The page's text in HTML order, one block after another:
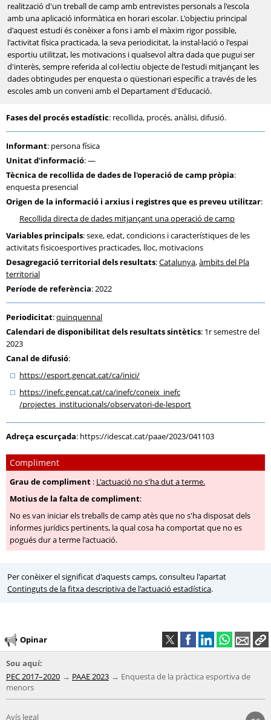
realització d'un treball de camp amb entrevistes personals a l'escola
amb una aplicació informàtica en horari escolar. L'objectiu principal
d'aquest estudi és conèixer a fons i amb el màxim rigor possible,
l'activitat física practicada, la seva periodicitat, la instal·lació o l'espai
esportiu utilitzat, les motivacions i qualsevol altra dada que pugui ser
d'interès, sempre referida al col·lectiu objecte de l'estudi mitjançant les
dades obtingudes per enquesta o qüestionari específic a través de les
escoles amb un conveni amb el Departament d'Educació.
Fases del procés estadístic: recollida, procés, anàlisi, difusió.
Informant: persona física
Unitat d'informació: —
Tècnica de recollida de dades de l'operació de camp pròpia:
enquesta presencial
Origen de la informació i arxius i registres que es preveu utilitzar:
Recollida directa de dades mitjançant una operació de camp
Variables principals: sexe, edat, condicions i característiques de les
activitats fisicoesportives practicades, lloc, motivacions
Desagregació territorial dels resultats:Catalunya,àmbits del Pla
territorial
Període de referència: 2022
Periodicitat:quinquennal
Calendari de disponibilitat dels resultats sintètics: 1r semestre del
2023
Canal de difusió:
https://esport.gencat.cat/ca/inici/
https://inefc.gencat.cat/ca/inefc/coneix_inefc
/projectes_institucionals/observatori-de-lesport
Adreça escurçada: https://idescat.cat/paae/2023/041103
Compliment
Grau de compliment : L'actuació no s'ha dut a terme.
Motius de la falta de compliment:
No es van iniciar els treballs de camp atès que no s'ha disposat dels
informes jurídics pertinents, la qual cosa ha comportat que no es
pogués dur a terme l'actuació.
Per conèixer el significat d'aquests camps, consulteu l'apartat
Continguts de la fitxa descriptiva de l'actuació estadística.
Opinar
Sou aquí:
PEC 2017–2020
PAAE 2023
Enquesta de la pràctica esportiva de
menors
Avís legal